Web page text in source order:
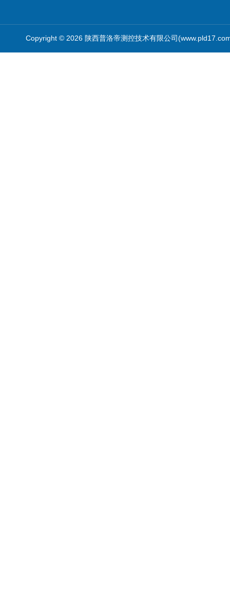
Copyright © 2026 陕西普洛帝测控技术有限公司